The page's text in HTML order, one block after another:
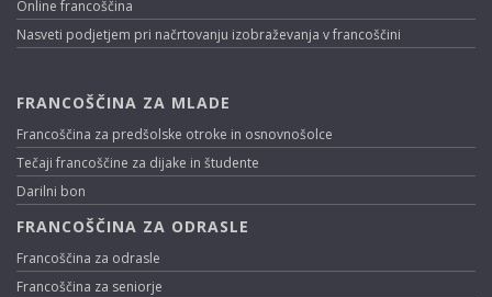
Online francoščina
Nasveti podjetjem pri načrtovanju izobraževanja v francoščini
FRANCOŠČINA ZA MLADE
Francoščina za predšolske otroke in osnovnošolce
Tečaji francoščine za dijake in študente
Darilni bon
FRANCOŠČINA ZA ODRASLE
Francoščina za odrasle
Francoščina za seniorje